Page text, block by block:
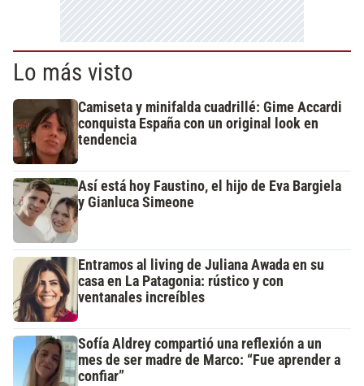
Lo más visto
Camiseta y minifalda cuadrillé: Gime Accardi
conquista España con un original look en
tendencia
Así está hoy Faustino, el hijo de Eva Bargiela
y Gianluca Simeone
Entramos al living de Juliana Awada en su
casa en La Patagonia: rústico y con
ventanales increíbles
Sofía Aldrey compartió una reflexión a un
mes de ser madre de Marco: “Fue aprender a
confiar”